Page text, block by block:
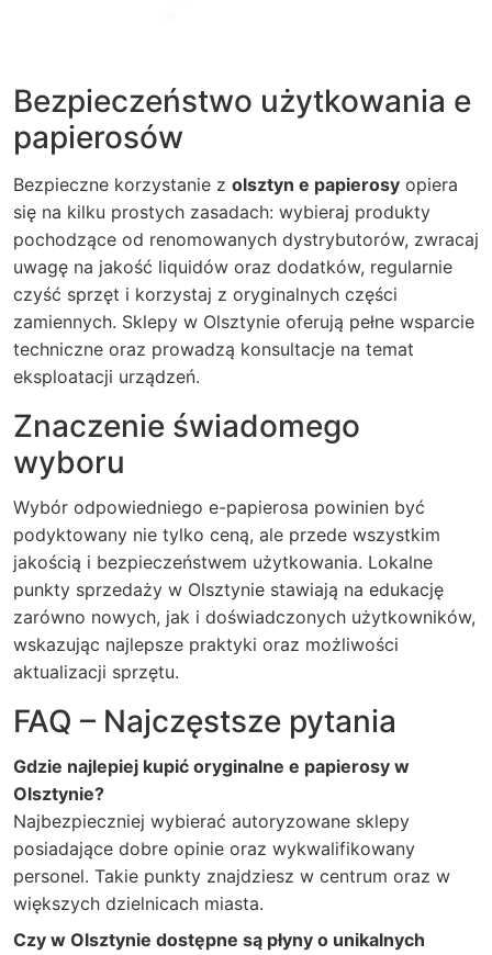
Bezpieczeństwo użytkowania e
papierosów
Bezpieczne korzystanie z olsztyn e papierosy opiera
się na kilku prostych zasadach: wybieraj produkty
pochodzące od renomowanych dystrybutorów, zwracaj
uwagę na jakość liquidów oraz dodatków, regularnie
czyść sprzęt i korzystaj z oryginalnych części
zamiennych. Sklepy w Olsztynie oferują pełne wsparcie
techniczne oraz prowadzą konsultacje na temat
eksploatacji urządzeń.
Znaczenie świadomego
wyboru
Wybór odpowiedniego e-papierosa powinien być
podyktowany nie tylko ceną, ale przede wszystkim
jakością i bezpieczeństwem użytkowania. Lokalne
punkty sprzedaży w Olsztynie stawiają na edukację
zarówno nowych, jak i doświadczonych użytkowników,
wskazując najlepsze praktyki oraz możliwości
aktualizacji sprzętu.
FAQ – Najczęstsze pytania
Gdzie najlepiej kupić oryginalne e papierosy w
Olsztynie?
Najbezpieczniej wybierać autoryzowane sklepy
posiadające dobre opinie oraz wykwalifikowany
personel. Takie punkty znajdziesz w centrum oraz w
większych dzielnicach miasta.
Czy w Olsztynie dostępne są płyny o unikalnych